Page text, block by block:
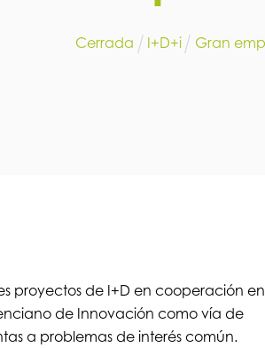
Cerrada I+D+i Gran
proyectos de I+D en cooperación
de Innovación como vía de
a problemas de interés común.